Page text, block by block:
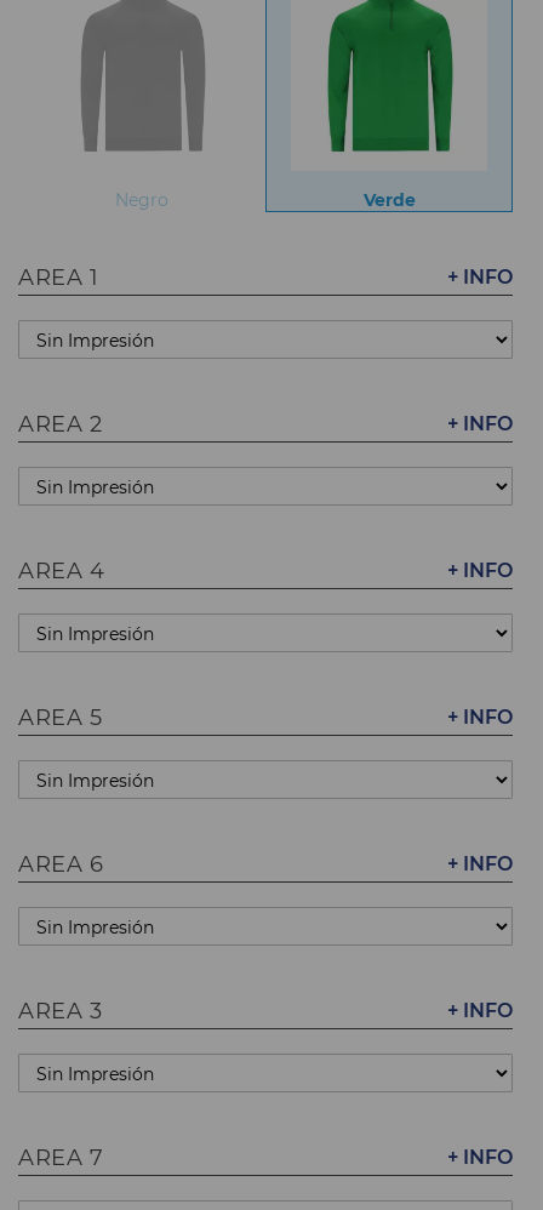
Negro Verde
+ INFO
AREA 1
+ INFO
AREA 2
+ INFO
AREA 4
+ INFO
AREA 5
+ INFO
AREA 6
+ INFO
AREA 3
+ INFO
AREA 7